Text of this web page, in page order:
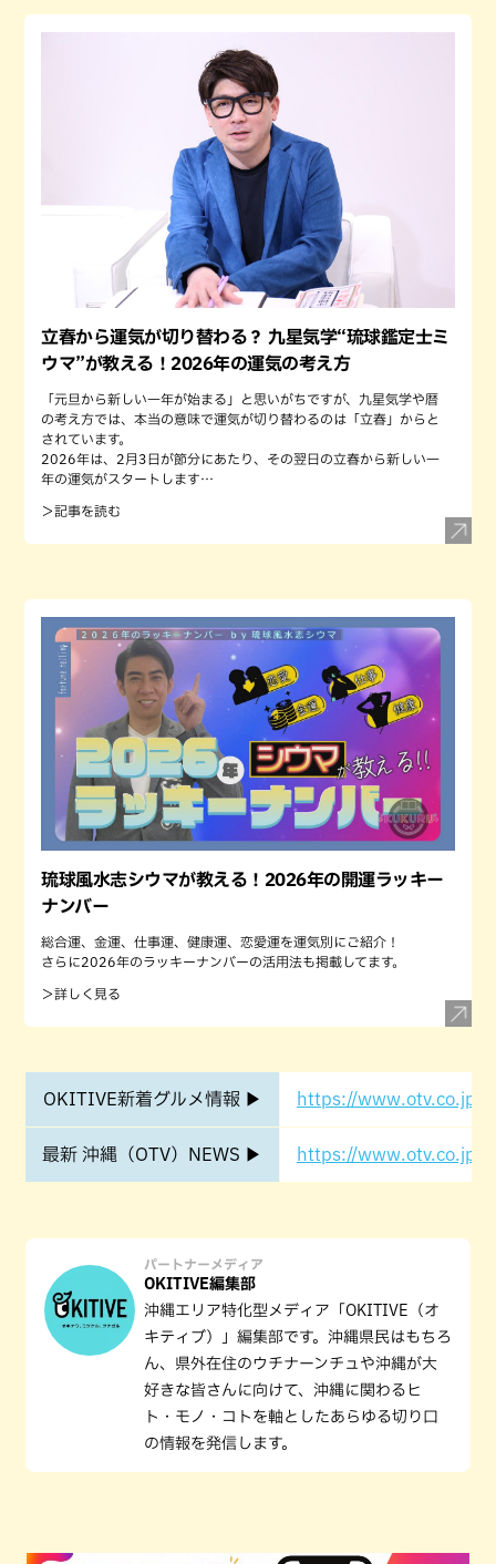
立春から運気が切り替わる？ 九星気学“琉球鑑定士ミ
ウマ”が教える！2026年の運気の考え方
「元旦から新しい一年が始まる」と思いがちですが、九星気学や暦
の考え方では、本当の意味で運気が切り替わるのは「立春」からと
されています。
2026年は、2月3日が節分にあたり、その翌日の立春から新しい一
年の運気がスタートします…
＞記事を読む
琉球風水志シウマが教える！2026年の開運ラッキー
ナンバー
総合運、金運、仕事運、健康運、恋愛運を運気別にご紹介！
さらに2026年のラッキーナンバーの活用法も掲載してます。
＞詳しく見る
OKITIVE新着グルメ情報 ▶ https://www.otv.co.jp/
最新 沖縄（OTV）NEWS ▶ https://www.otv.co.jp/
パートナーメディア
OKITIVE編集部
沖縄エリア特化型メディア「OKITIVE（オ
キティブ）」編集部です。沖縄県民はもちろ
ん、県外在住のウチナーンチュや沖縄が大
好きな皆さんに向けて、沖縄に関わるヒ
ト・モノ・コトを軸としたあらゆる切り口
の情報を発信します。